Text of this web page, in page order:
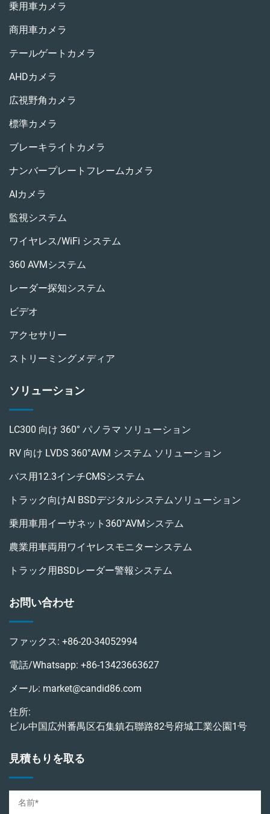
乗用車カメラ
商用車カメラ
テールゲートカメラ
AHDカメラ
広視野角カメラ
標準カメラ
ブレーキライトカメラ
ナンバープレートフレームカメラ
AIカメラ
監視システム
ワイヤレス/WiFi システム
360 AVMシステム
レーダー探知システム
ビデオ
アクセサリー
ストリーミングメディア
ソリューション
LC300 向け 360° パノラマ ソリューション
RV 向け LVDS 360°AVM システム ソリューション
バス用12.3インチCMSシステム
トラック向けAI BSDデジタルシステムソリューション
乗用車用イーサネット360°AVMシステム
農業用車両用ワイヤレスモニターシステム
トラック用BSDレーダー警報システム
お問い合わせ
ファックス: +86-20-34052994
電話/Whatsapp: +86-13423663627
メール: market@candid86.com
住所:
ビル中国広州番禺区石集鎮石聯路82号府城工業公園1号
見積もりを取る